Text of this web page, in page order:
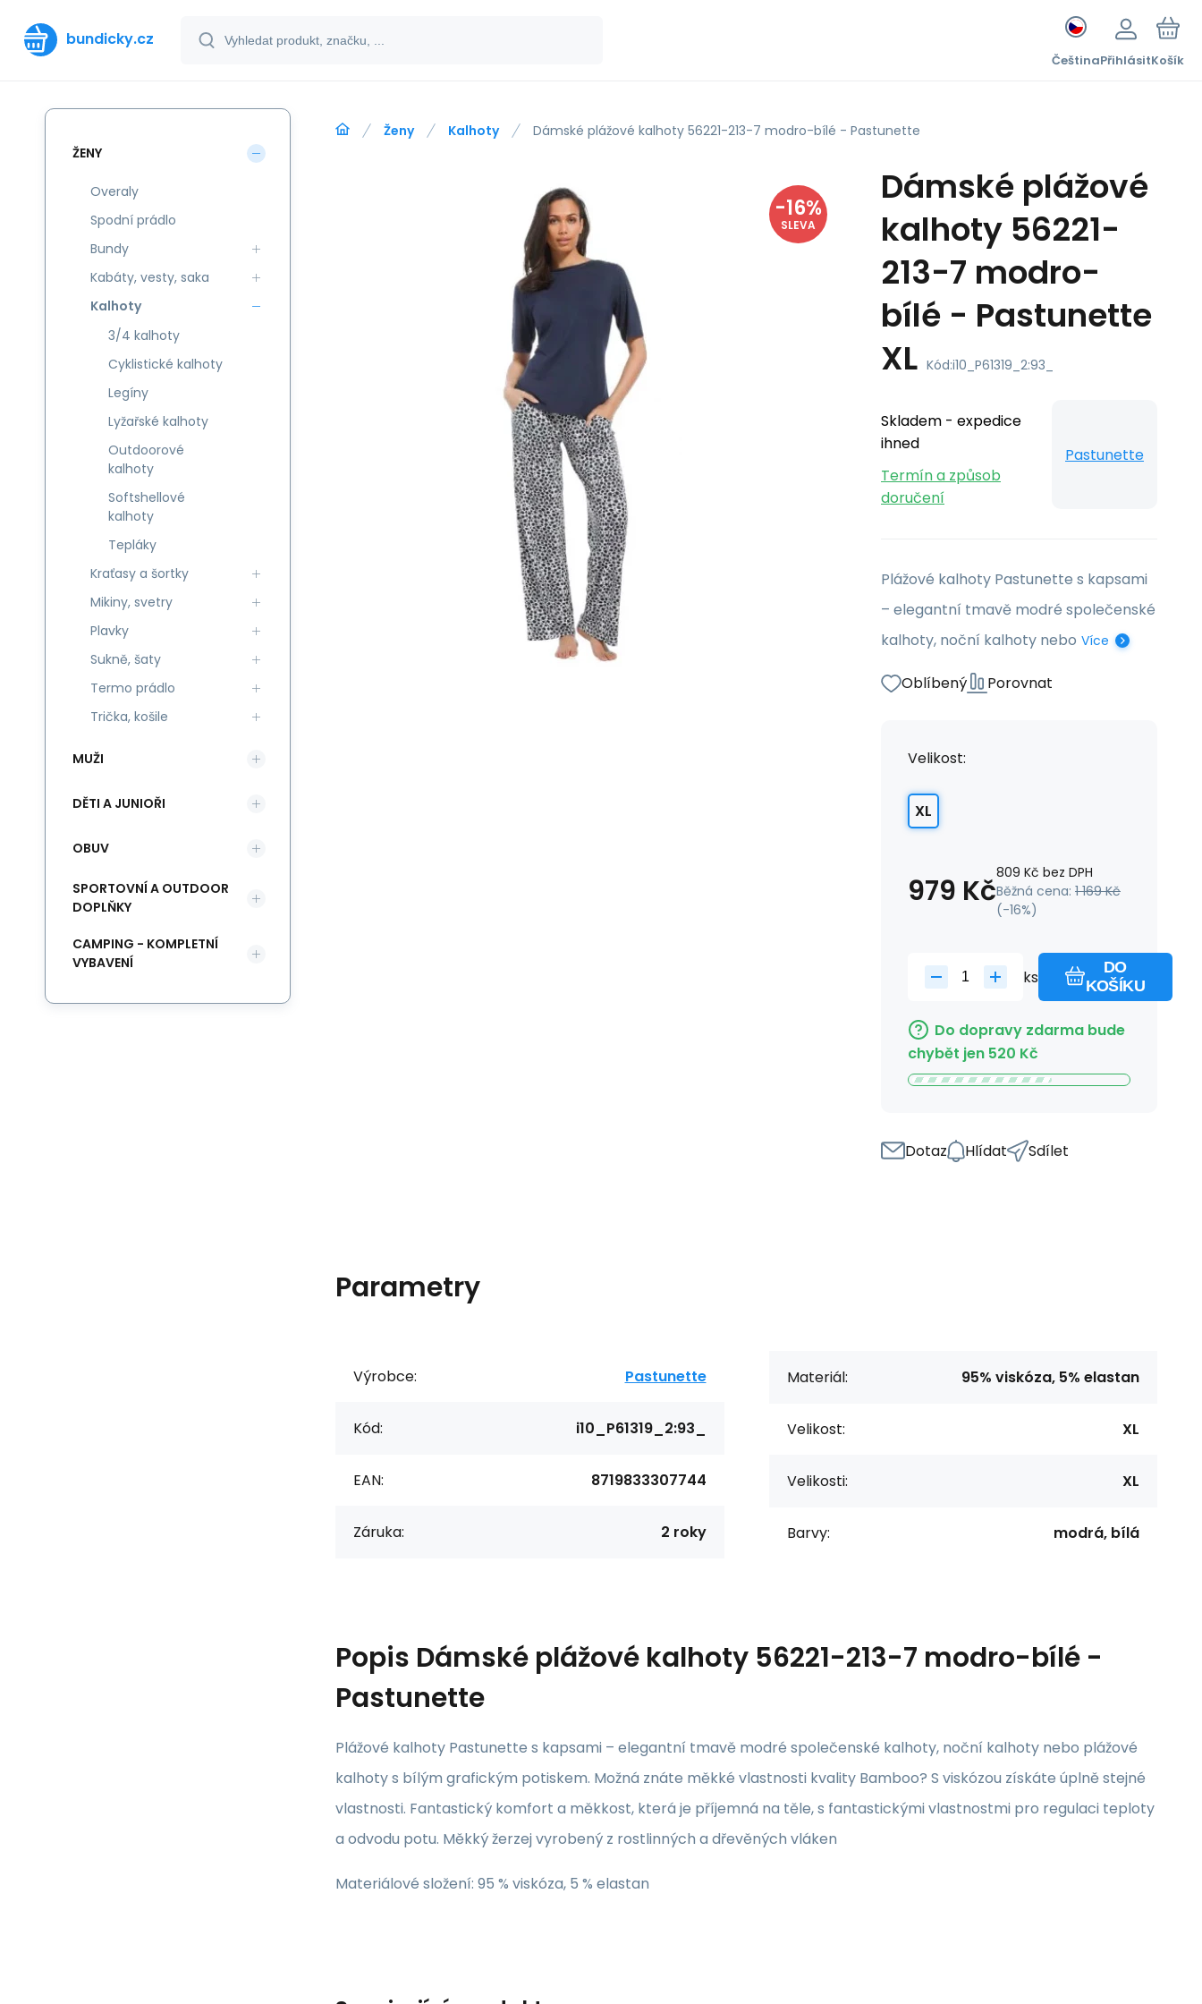
bundicky.cz
ČeštinaPřihlásitKošík
Ženy Kalhoty Dámské plážové kalhoty 56221-213-7 modro-bílé - Pastunette
-16%
SLEVA
Dámské plážové
kalhoty 56221-
213-7 modro-
bílé - Pastunette
XL Kód:i10_P61319_2:93_
Skladem - expedice
ihned
Termín a způsob
doručení
Pastunette
Plážové kalhoty Pastunette s kapsami
– elegantní tmavě modré společenské
kalhoty, noční kalhoty nebo Více
Oblíbený Porovnat
Velikost:
XL
979 Kč809 Kč bez DPH
Běžná cena: 1 169 Kč
(-16%)
ks
DO
KOŠÍKU
Do dopravy zdarma bude
chybět jen 520 Kč
Dotaz Hlídat Sdílet
Parametry
Výrobce: Pastunette
Kód: i10_P61319_2:93_
EAN: 8719833307744
Záruka: 2 roky
Materiál: 95% viskóza, 5% elastan
Velikost: XL
Velikosti: XL
Barvy: modrá, bílá
Popis Dámské plážové kalhoty 56221-213-7 modro-bílé -
Pastunette
Plážové kalhoty Pastunette s kapsami – elegantní tmavě modré společenské kalhoty, noční kalhoty nebo plážové
kalhoty s bílým grafickým potiskem. Možná znáte měkké vlastnosti kvality Bamboo? S viskózou získáte úplně stejné
vlastnosti. Fantastický komfort a měkkost, která je příjemná na těle, s fantastickými vlastnostmi pro regulaci teploty
a odvodu potu. Měkký žerzej vyrobený z rostlinných a dřevěných vláken
Materiálové složení: 95 % viskóza, 5 % elastan
ŽENY
Overaly
Spodní prádlo
Bundy
Kabáty, vesty, saka
Kalhoty
3/4 kalhoty
Cyklistické kalhoty
Legíny
Lyžařské kalhoty
Outdoorové
kalhoty
Softshellové
kalhoty
Tepláky
Kraťasy a šortky
Mikiny, svetry
Plavky
Sukně, šaty
Termo prádlo
Trička, košile
MUŽI
DĚTI A JUNIOŘI
OBUV
SPORTOVNÍ A OUTDOOR
DOPLŇKY
CAMPING - KOMPLETNÍ
VYBAVENÍ